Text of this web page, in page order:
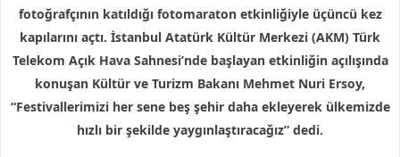
fotoğrafçının katıldığı fotomaraton etkinliğiyle üçüncü kez
kapılarını açtı. İstanbul Atatürk Kültür Merkezi (AKM) Türk
Telekom Açık Hava Sahnesi’nde başlayan etkinliğin açılışında
konuşan Kültür ve Turizm Bakanı Mehmet Nuri Ersoy,
“Festivallerimizi her sene beş şehir daha ekleyerek ülkemizde
hızlı bir şekilde yaygınlaştıracağız” dedi.